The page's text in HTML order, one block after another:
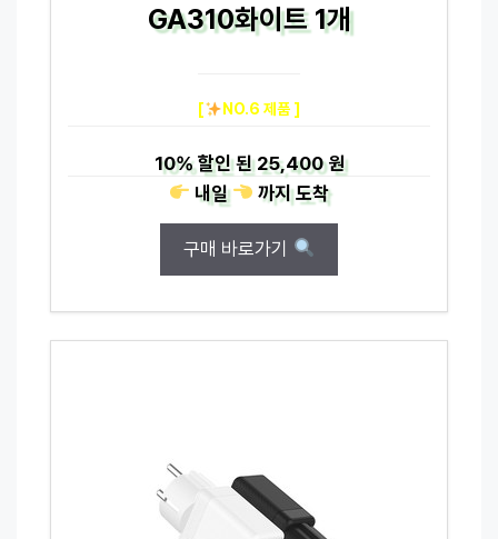
GA310화이트 1개
[ NO.6 제품 ]
10%할인 된25,400 원
내일
까지도착
구매 바로가기